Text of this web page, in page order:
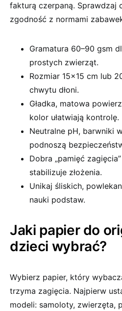
fakturą czerpaną. Sprawdzaj
zgodność z normami
Gramatura 60–90 gsm
prostych zwierząt.
Rozmiar 15×15 cm lub
chwytu dłoni.
Gładka, matowa
kolor ułatwiają kontrolę.
Neutralne pH, barwniki
podnoszą
Dobra „pamięć
stabilizuje złożenia.
Unikaj śliskich,
nauki podstaw.
Jaki papier do
dzieci wybrać?
Wybierz papier, który
trzyma zagięcia. Najpierw
modeli: samoloty, zwierzęta,